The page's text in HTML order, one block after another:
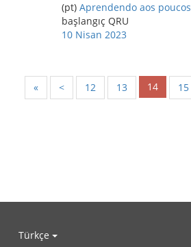
(pt) Aprendendo aos poucos
başlangıç QRU
10 Nisan 2023
« < 12 13 14 15
Türkçe